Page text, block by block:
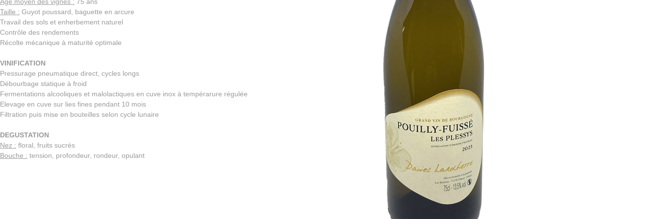
Taille : Guyot poussard, baguette en arcure
Travail des sols et enherbement naturel
Contrôle des rendements
Récolte mécanique à maturité optimale
VINIFICATION
Pressurage pneumatique direct, cycles longs
Débourbage statique à froid
Fermentations alcooliques et malolactiques en cuve inox à tempérarure régulée
Elevage en cuve sur lies fines pendant 10 mois
Filtration puis mise en bouteilles selon cycle lunaire
DEGUSTATION
Nez : floral, fruits sucrés
Bouche : tension, profondeur, rondeur, opulant